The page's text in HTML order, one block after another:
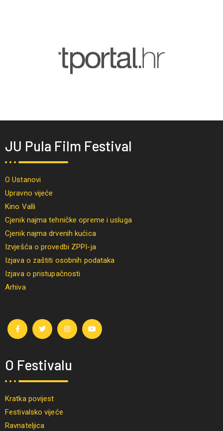
JU Pula Film Festival
O Ustanovi
Upravno vijeće
Kino Valli
Cjenik najma tehničke opreme i usluga
Cjenik najma drvenih kućica
Izvješća o provedbi ZPPI-ja
Izjava o zaštiti osobnih podataka
Izjava o pristupačnosti
Arhiva
O Festivalu
Kratka povijest
Festivalsko vijeće
Ravnateljica